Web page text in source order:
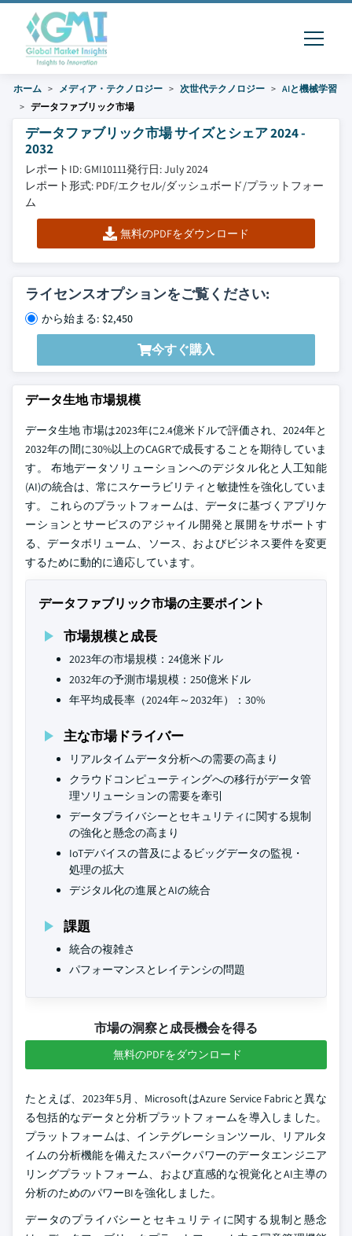
ホーム メディア・テクノロジー 次世代テクノロジー
AIと機械学習
データファブリック市場
データファブリック市場 サイズとシェア 2024 -
2032
レポートID: GMI10111発行日: July 2024
レポート形式: PDF/エクセル/ダッシュボード/プラットフォー
ム
無料のPDFをダウンロード
ライセンスオプションをご覧ください:
から始まる: $2,450
今すぐ購入
データ生地 市場規模
データ生地 市場は2023年に2.4億米ドルで評価され、2024年と
2032年の間に30%以上のCAGRで成長することを期待していま
す。 布地データソリューションへのデジタル化と人工知能
(AI)の統合は、常にスケーラビリティと敏捷性を強化していま
す。 これらのプラットフォームは、データに基づくアプリケ
ーションとサービスのアジャイル開発と展開をサポートす
る、データボリューム、ソース、およびビジネス要件を変更
するために動的に適応しています。
データファブリック市場の主要ポイント
市場規模と成長
2023年の市場規模：24億米ドル
2032年の予測市場規模：250億米ドル
年平均成長率（2024年～2032年）：30%
主な市場ドライバー
リアルタイムデータ分析への需要の高まり
クラウドコンピューティングへの移行がデータ管
理ソリューションの需要を牽引
データプライバシーとセキュリティに関する規制
の強化と懸念の高まり
IoTデバイスの普及によるビッグデータの監視・
処理の拡大
デジタル化の進展とAIの統合
課題
統合の複雑さ
パフォーマンスとレイテンシの問題
市場の洞察と成長機会を得る
無料のPDFをダウンロード
たとえば、2023年5月、MicrosoftはAzure Service Fabricと異な
る包括的なデータと分析プラットフォームを導入しました。
プラットフォームは、インテグレーションツール、リアルタ
イムの分析機能を備えたスパークパワーのデータエンジニア
リングプラットフォーム、および直感的な視覚化とAI主導の
分析のためのパワーBIを強化しました。
データのプライバシーとセキュリティに関する規制と懸念